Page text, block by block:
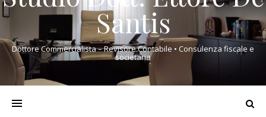
Santis
Dottore Commercialista – Revisore Contabile • Consulenza fiscale e
societaria